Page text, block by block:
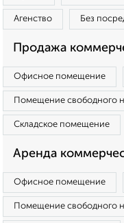
Агенство Без
Продажа
Офисное помещение
Помещение свободного
Складское помещение
Аренда
Офисное помещение
Помещение свободного